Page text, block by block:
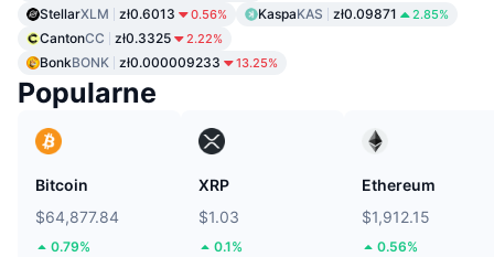
StellarXLM zł0.6013 0.56% KaspaKAS zł0.09871 2.85%
CantonCC zł0.3325 2.22%
BonkBONK zł0.000009233 13.25%
Popularne
Bitcoin
$64,877.84
0.79%
XRP
$1.03
0.1%
Ethereum
$1,912.15
0.56%